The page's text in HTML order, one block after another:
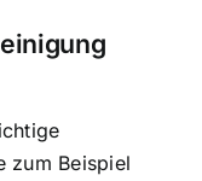
zum Beispiel